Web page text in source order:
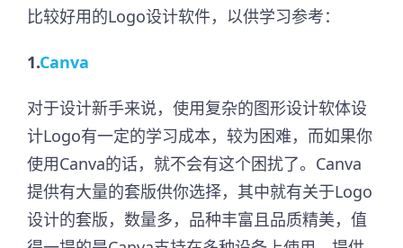
比较好用的Logo设计软件，以供学习参考：
1.Canva
对于设计新手来说，使用复杂的图形设计软体设
计Logo有一定的学习成本，较为困难，而如果你
使用Canva的话，就不会有这个困扰了。Canva
提供有大量的套版供你选择，其中就有关于Logo
设计的套版，数量多，品种丰富且品质精美，值